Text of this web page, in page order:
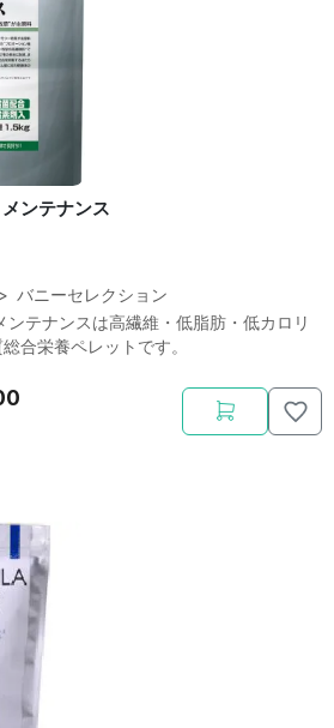
ンテナンス
> バニーセレクション
ンテナンスは高繊維・低脂肪・低カロリ
合栄養ペレットです。